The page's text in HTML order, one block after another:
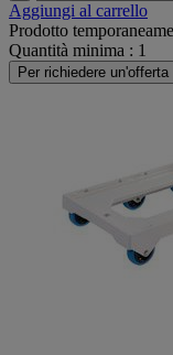
Aggiungi al carrello
Prodotto
Quantità minima : 1
Per richiedere un'offerta